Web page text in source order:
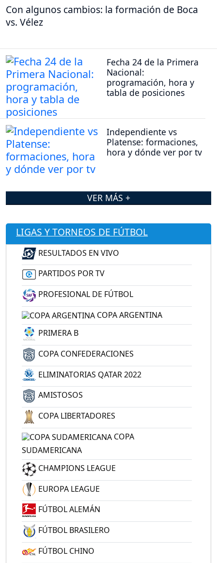
Con algunos cambios: la formación de Boca
vs. Vélez
Fecha 24 de la Primera
Nacional:
programación, hora y
tabla de posiciones
Independiente vs
Platense: formaciones,
hora y dónde ver por tv
VER MÁS +
LIGAS Y TORNEOS DE FÚTBOL
RESULTADOS EN VIVO
PARTIDOS POR TV
PROFESIONAL DE FÚTBOL
COPA ARGENTINA
PRIMERA B
COPA CONFEDERACIONES
ELIMINATORIAS QATAR 2022
AMISTOSOS
COPA LIBERTADORES
COPA
SUDAMERICANA
CHAMPIONS LEAGUE
EUROPA LEAGUE
FÚTBOL ALEMÁN
FÚTBOL BRASILERO
FÚTBOL CHINO